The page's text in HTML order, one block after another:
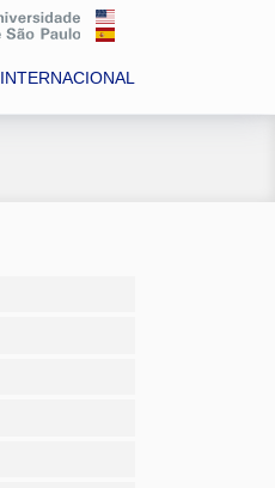
INTERNACIONAL